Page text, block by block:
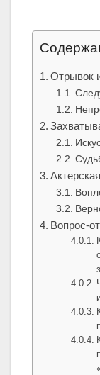
Отрывок
Вопрос-